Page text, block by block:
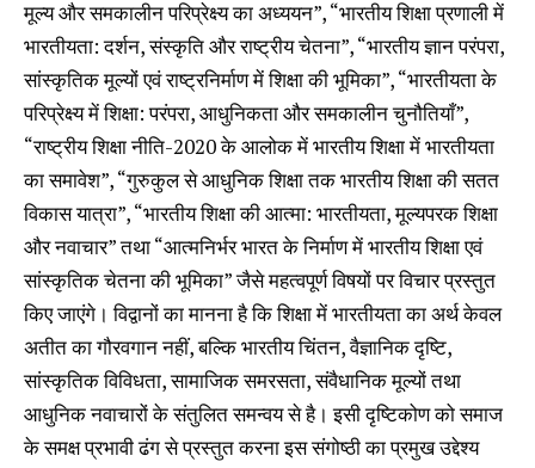
मूल्य और समकालीन परिप्रेक्ष्य का अध्ययन”, “भारतीय शिक्षा प्रणाली में
भारतीयता: दर्शन, संस्कृति और राष्ट्रीय चेतना”, “भारतीय ज्ञान परंपरा,
सांस्कृतिक मूल्यों एवं राष्ट्रनिर्माण में शिक्षा की भूमिका”, “भारतीयता के
परिप्रेक्ष्य में शिक्षा: परंपरा, आधुनिकता और समकालीन चुनौतियाँ”,
“राष्ट्रीय शिक्षा नीति-2020 के आलोक में भारतीय शिक्षा में भारतीयता
का समावेश”, “गुरुकुल से आधुनिक शिक्षा तक भारतीय शिक्षा की सतत
विकास यात्रा”, “भारतीय शिक्षा की आत्मा: भारतीयता, मूल्यपरक शिक्षा
और नवाचार” तथा “आत्मनिर्भर भारत के निर्माण में भारतीय शिक्षा एवं
सांस्कृतिक चेतना की भूमिका” जैसे महत्वपूर्ण विषयों पर विचार प्रस्तुत
किए जाएंगे। विद्वानों का मानना है कि शिक्षा में भारतीयता का अर्थ केवल
अतीत का गौरवगान नहीं, बल्कि भारतीय चिंतन, वैज्ञानिक दृष्टि,
सांस्कृतिक विविधता, सामाजिक समरसता, संवैधानिक मूल्यों तथा
आधुनिक नवाचारों के संतुलित समन्वय से है। इसी दृष्टिकोण को समाज
के समक्ष प्रभावी ढंग से प्रस्तुत करना इस संगोष्ठी का प्रमुख उद्देश्य